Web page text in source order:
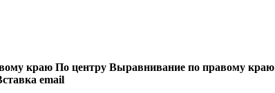
краю По центру Выравнивание по правому краю
email